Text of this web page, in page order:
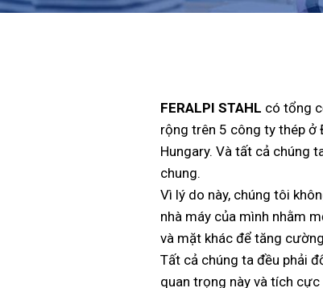
FERALPI STAHL có tổng
rộng trên 5 công ty thép ở
Hungary. Và tất cả chúng
chung.
Vì lý do này, chúng tôi
nhà máy của mình nhằm
và mặt khác để tăng
Tất cả chúng ta đều phải
quan trọng này và tích